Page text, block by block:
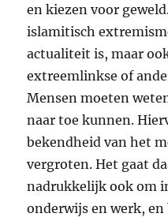
en kiezen voor
islamitisch
actualiteit is, maar
extreemlinkse of
Mensen moeten
naar toe kunnen.
bekendheid van het
vergroten. Het gaat
nadrukkelijk ook om
onderwijs en werk,